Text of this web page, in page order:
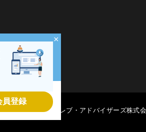
提供会社（ククレブ・アドバイザーズ株式会
×
員登録